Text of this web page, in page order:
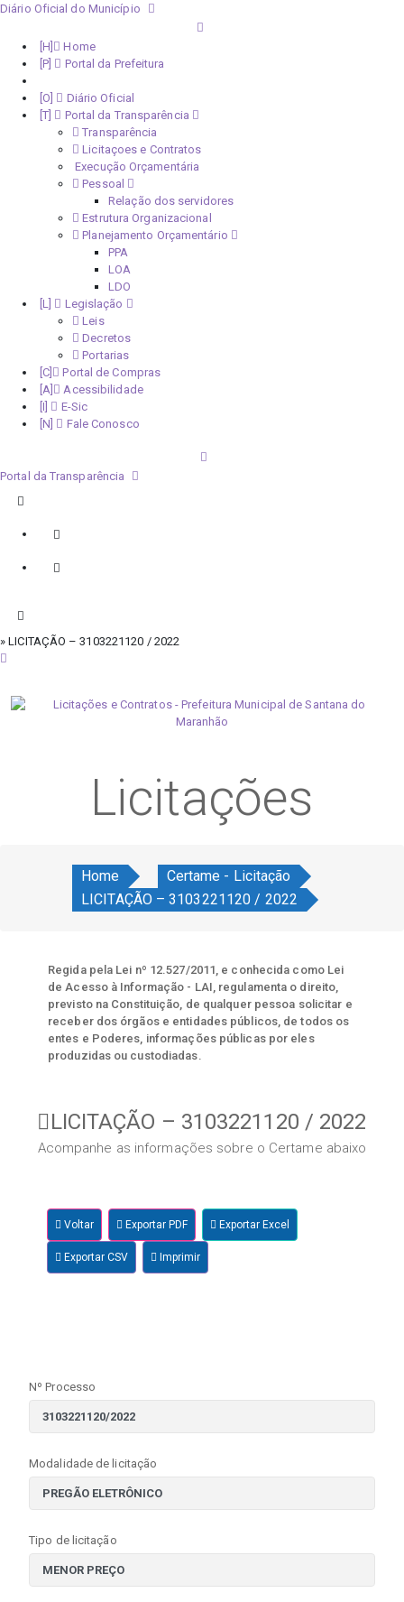
Diário Oficial do Município
Home
Portal da Prefeitura
Diário Oficial
Portal da Transparência
Transparência
Licitaçoes e Contratos
Execução Orçamentária
Pessoal
Relação dos servidores
Estrutura Organizacional
Planejamento Orçamentário
PPA
LOA
LDO
Legislação
Leis
Decretos
Portarias
Portal de Compras
Acessibilidade
E-Sic
Fale Conosco
Portal da Transparência
» LICITAÇÃO – 3103221120 / 2022
Licitações
Home
Certame - Licitação
LICITAÇÃO – 3103221120 / 2022
Regida pela Lei nº 12.527/2011, e conhecida como Lei
de Acesso à Informação - LAI, regulamenta o direito,
previsto na Constituição, de qualquer pessoa solicitar e
receber dos órgãos e entidades públicos, de todos os
entes e Poderes, informações públicas por eles
produzidas ou custodiadas.
LICITAÇÃO – 3103221120 / 2022
Acompanhe as informações sobre o Certame abaixo
Voltar Exportar PDF Exportar Excel
Exportar CSV Imprimir
Nº Processo
Modalidade de licitação
Tipo de licitação